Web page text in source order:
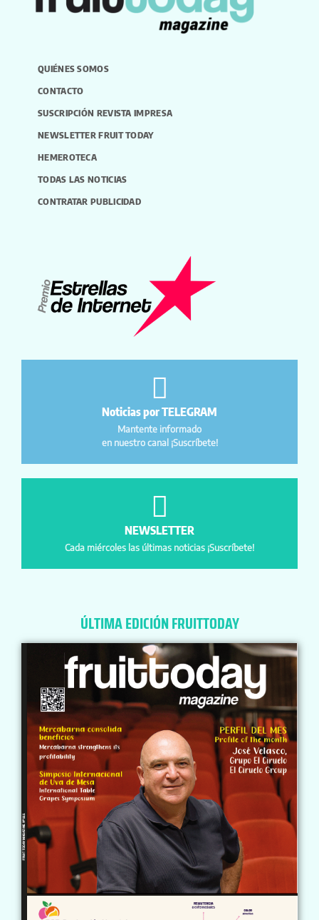
QUIÉNES SOMOS
CONTACTO
SUSCRIPCIÓN REVISTA IMPRESA
NEWSLETTER FRUIT TODAY
HEMEROTECA
TODAS LAS NOTICIAS
CONTRATAR PUBLICIDAD
Noticias por TELEGRAM
Mantente informado
en nuestro canal ¡Suscríbete!
NEWSLETTER
Cada miércoles las últimas noticias ¡Suscríbete!
ÚLTIMA EDICIÓN FRUITTODAY